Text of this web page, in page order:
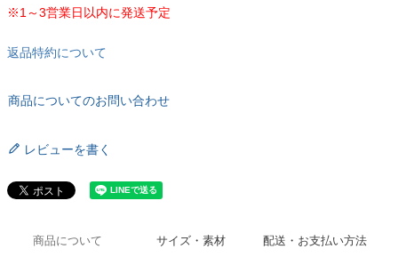
※1～3営業日以内に発送予定
返品特約について
商品についてのお問い合わせ
レビューを書く
商品について サイズ・素材 配送・お支払い方法